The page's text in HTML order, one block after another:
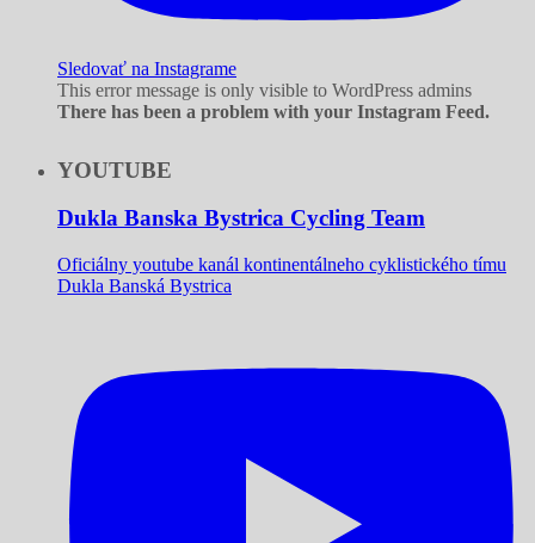
Sledovať na Instagrame
This error message is only visible to WordPress admins
There has been a problem with your Instagram Feed.
YOUTUBE
Dukla Banska Bystrica Cycling Team
Oficiálny youtube kanál kontinentálneho cyklistického tímu
Dukla Banská Bystrica